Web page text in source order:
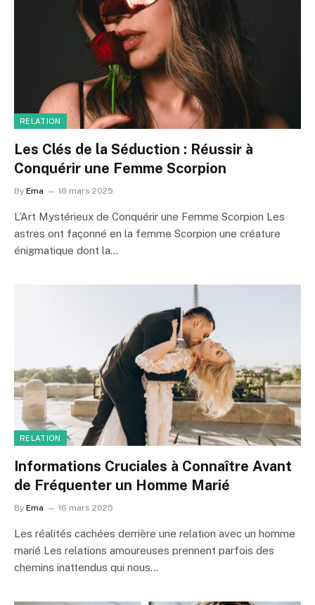
RELATION
Les Clés de la Séduction : Réussir à
Conquérir une Femme Scorpion
By Ema 18 mars 2025
L’Art Mystérieux de Conquérir une Femme Scorpion Les
astres ont façonné en la femme Scorpion une créature
énigmatique dont la…
RELATION
Informations Cruciales à Connaître Avant
de Fréquenter un Homme Marié
By Ema 16 mars 2025
Les réalités cachées derrière une relation avec un homme
marié Les relations amoureuses prennent parfois des
chemins inattendus qui nous…